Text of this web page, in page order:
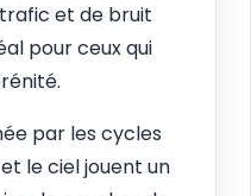
et de bruit
pour ceux qui
par les cycles
le ciel jouent un